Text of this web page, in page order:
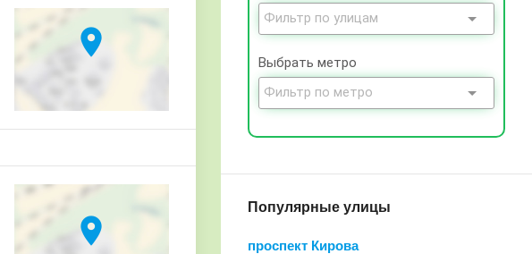
location_on
location_on
Выбрать метро
Популярные улицы
проспект Кирова